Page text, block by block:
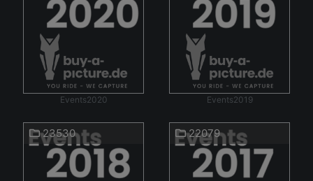
Events2020 Events2019
23530 22079